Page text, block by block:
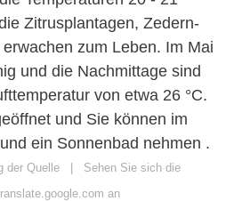
Zitrusplantagen, Zedern-
zum Leben. Im Mai
und die Nachmittage sind
von etwa 26 °C.
und Sie können im
ein Sonnenbad nehmen .
der Quelle | Sehen Sie sich die
an